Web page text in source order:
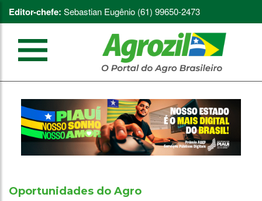
Editor-chefe: Sebastian Eugênio (61) 99650-2473
Oportunidades do Agro